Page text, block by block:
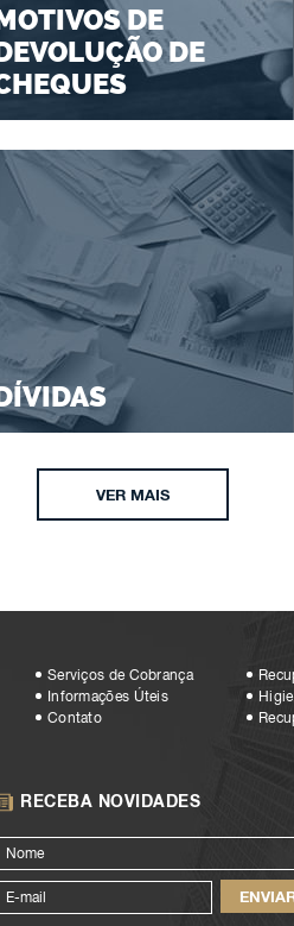
DE
DE
VER MAIS
Serviços de Cobrança
Informações Úteis
Contato
RECEBA NOVIDADES